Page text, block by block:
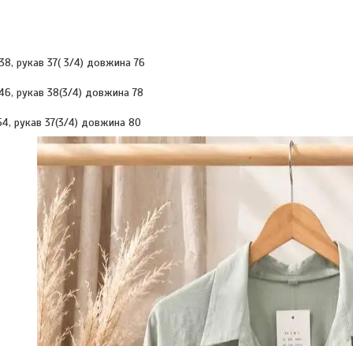
рукав 37( 3/4) довжина 76
рукав 38(3/4) довжина 78
рукав 37(3/4) довжина 80